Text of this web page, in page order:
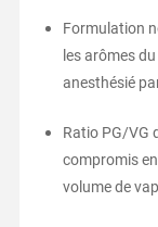
Formulation
les arômes
anesthésié
Ratio PG/VG
compromis
volume de